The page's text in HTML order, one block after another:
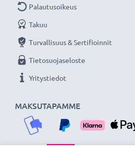
MAKSUTAPAMME
Palautusoikeus
Takuu
Turvallisuus & Sertifioinnit
Tietosuojaseloste
Yritystiedot